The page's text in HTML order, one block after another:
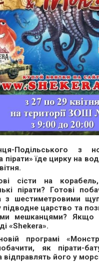
Подільського з
їде цирку на
сісти на
пірати? Готові
з шестиметровими
підводне царство та
мешканцями?
«Shekera».
програмі
як пірати-
відправлять його у